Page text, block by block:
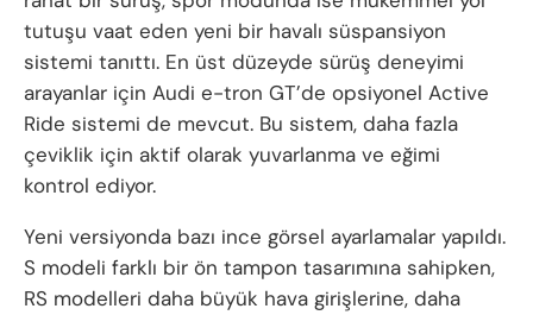
tutuşu vaat eden yeni bir havalı süspansiyon
sistemi tanıttı. En üst düzeyde sürüş deneyimi
arayanlar için Audi e-tron GT’de opsiyonel Active
Ride sistemi de mevcut. Bu sistem, daha fazla
çeviklik için aktif olarak yuvarlanma ve eğimi
kontrol ediyor.
Yeni versiyonda bazı ince görsel ayarlamalar yapıldı.
S modeli farklı bir ön tampon tasarımına sahipken,
RS modelleri daha büyük hava girişlerine, daha